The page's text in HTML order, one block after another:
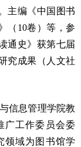
主编《中国图书
（10卷）等，参
通史》获第七届
究成果（人文社
信息管理学院教
广工作委员会委
领域为图书馆学